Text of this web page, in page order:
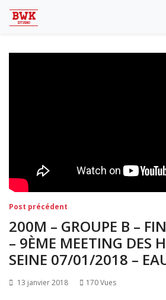
Eaubonne 2019
Navigation
de
l’article
Post précédent
200M – GROUPE B –
– 9ÈME MEETING DES
SEINE 07/01/2018 –
13 janvier 2018 170 Vues